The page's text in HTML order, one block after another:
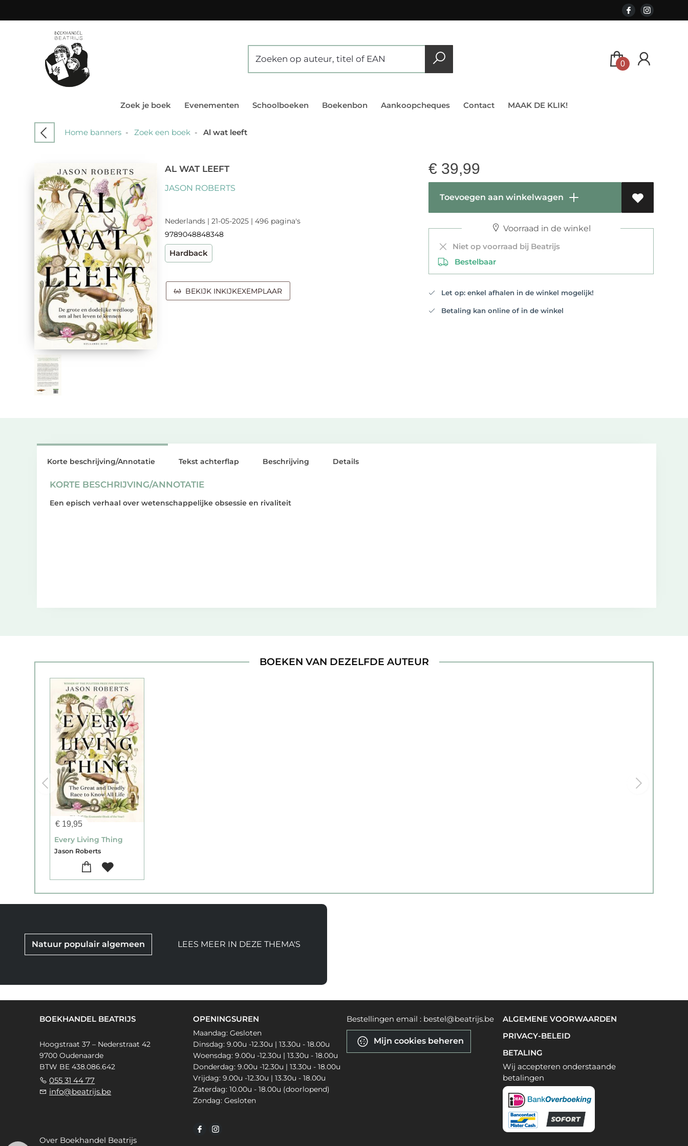
0
Zoek je boek Evenementen Schoolboeken Boekenbon Aankoopcheques Contact MAAK DE KLIK!
Home banners - Zoek een boek - Al wat leeft
AL WAT LEEFT
JASON ROBERTS
Nederlands | 21-05-2025 | 496 pagina's
9789048848348
Hardback
BEKIJK INKIJKEXEMPLAAR
€ 39,99
Toevoegen aan winkelwagen
Voorraad in de winkel
Niet op voorraad bij Beatrijs
Bestelbaar
Let op: enkel afhalen in de winkel mogelijk!
Betaling kan online of in de winkel
Korte beschrijving/Annotatie
KORTE BESCHRIJVING/ANNOTATIE
Een episch verhaal over wetenschappelijke obsessie en rivaliteit
Tekst achterflap Beschrijving Details
BOEKEN VAN DEZELFDE AUTEUR
€ 19,95
Every Living Thing
Jason Roberts
Natuur populair algemeen LEES MEER IN DEZE THEMA'S
BOEKHANDEL BEATRIJS
Hoogstraat 37 – Nederstraat 42
9700 Oudenaarde
BTW BE 438.086.642
055 31 44 77
info@beatrijs.be
OPENINGSUREN
Maandag: Gesloten
Dinsdag: 9.00u -12.30u | 13.30u - 18.00u
Woensdag: 9.00u -12.30u | 13.30u - 18.00u
Donderdag: 9.00u -12.30u | 13.30u - 18.00u
Vrijdag: 9.00u -12.30u | 13.30u - 18.00u
Zaterdag: 10.00u - 18.00u (doorlopend)
Zondag: Gesloten
Bestellingen email : bestel@beatrijs.be
Mijn cookies beheren
ALGEMENE VOORWAARDEN
PRIVACY-BELEID
BETALING
Wij accepteren onderstaande
betalingen
Over Boekhandel Beatrijs